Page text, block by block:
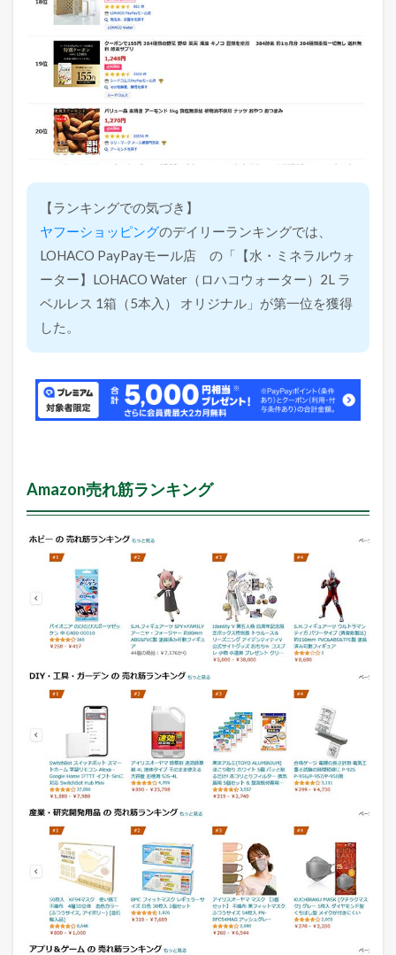
【ランキングでの気づき】
ヤフーショッピングのデイリーランキングでは、
LOHACO PayPayモール店 の「【水・ミネラルウォ
ーター】LOHACO Water（ロハコウォーター）2L ラ
ベルレス 1箱（5本入） オリジナル」が第一位を獲得
した。
Amazon売れ筋ランキング